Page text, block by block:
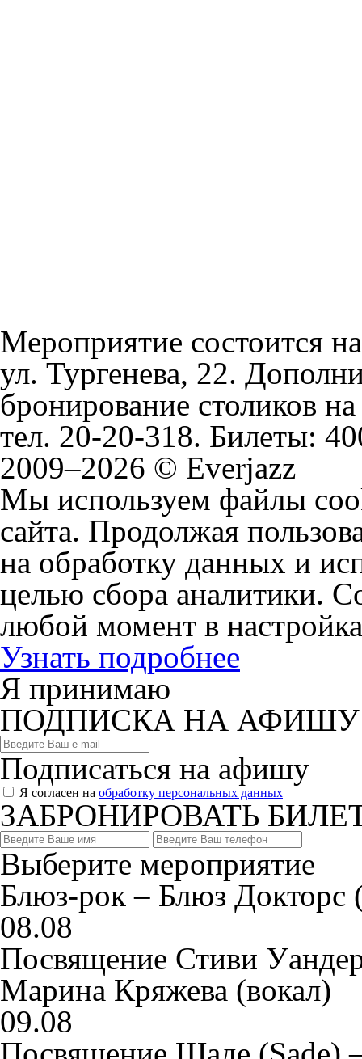
Мероприятие состоится
ул. Тургенева, 22.
бронирование столиков
тел. 20-20-318. Билеты: 4
2009–2026 © Everjazz
Мы используем файлы
сайта. Продолжая
на обработку данных и
целью сбора аналитики.
любой момент в
Узнать подробнее
Я принимаю
ПОДПИСКА НА АФИШУ
Подписаться на афишу
Я согласен на обработку персональных данных
ЗАБРОНИРОВАТЬ
Выберите мероприятие
Блюз-рок – Блюз Докторс
08.08
Посвящение Стиви
Марина Кряжева (вокал)
09.08